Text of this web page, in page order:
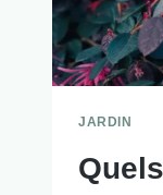
JARDIN